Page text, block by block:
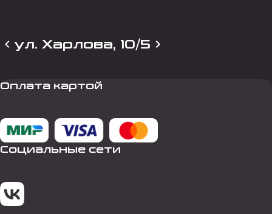
ул. Харлова, 10/5
Оплата картой
Социальные сети